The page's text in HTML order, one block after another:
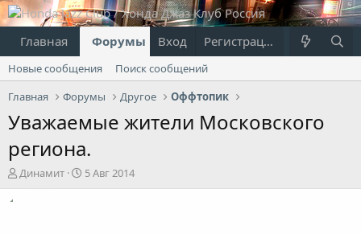
Главная Форумы Что нового?
Вход Регистрация
Новые сообщения
Поиск сообщений
Главная
Форумы Другое Оффтопик
Уважаемые жители Московского
региона.
А
в
Динамит
Д
а
5 Авг 2014